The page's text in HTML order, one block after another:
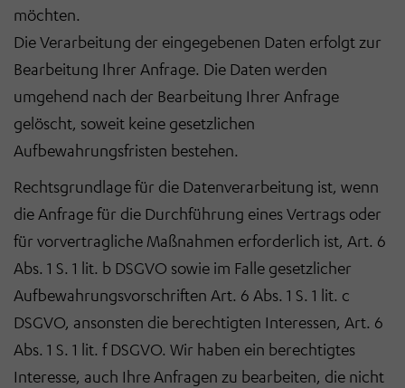
möchten.
Die Verarbeitung der eingegebenen Daten erfolgt zur
Bearbeitung Ihrer Anfrage. Die Daten werden
umgehend nach der Bearbeitung Ihrer Anfrage
gelöscht, soweit keine gesetzlichen
Aufbewahrungsfristen bestehen.
Rechtsgrundlage für die Datenverarbeitung ist, wenn
die Anfrage für die Durchführung eines Vertrags oder
für vorvertragliche Maßnahmen erforderlich ist, Art. 6
Abs. 1 S. 1 lit. b DSGVO sowie im Falle gesetzlicher
Aufbewahrungsvorschriften Art. 6 Abs. 1 S. 1 lit. c
DSGVO, ansonsten die berechtigten Interessen, Art. 6
Abs. 1 S. 1 lit. f DSGVO. Wir haben ein berechtigtes
Interesse, auch Ihre Anfragen zu bearbeiten, die nicht